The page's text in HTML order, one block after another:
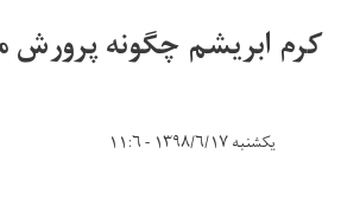
کرم ابریشم چگونه
یکشنبه ۱۳۹۸/۶/۱۷ - ۱۱:۶